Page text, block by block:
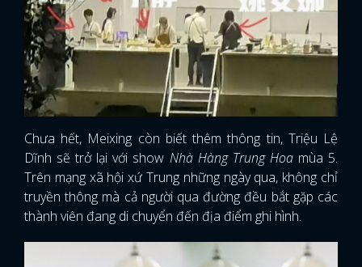
Chưa hết, Meixing còn biết thêm thông tin, Triệu Lệ
Dĩnh sẽ trở lại với show Nhà Hàng Trung Hoamùa 5.
Trên mạng xã hội xứ Trung những ngày qua, không chỉ
truyền thông mà cả người qua đường đều bắt gặp các
thành viên đang di chuyển đến địa điểm ghi hình.